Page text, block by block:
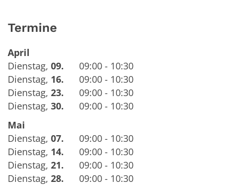
Termine
April
Dienstag, 09.
09:00 - 10:30
Dienstag, 16.
09:00 - 10:30
Dienstag, 23.
09:00 - 10:30
Dienstag, 30.
09:00 - 10:30
Mai
Dienstag, 07.
09:00 - 10:30
Dienstag, 14.
09:00 - 10:30
Dienstag, 21.
09:00 - 10:30
Dienstag, 28.
09:00 - 10:30